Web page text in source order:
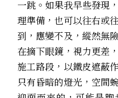
一跳。如果我早些發現
理準備，也可以往右或
到，應變不及，縱然無
在摘下眼鏡，視力更差
施工路段，以鐵皮遮蔽
只有昏暗的燈光，空間